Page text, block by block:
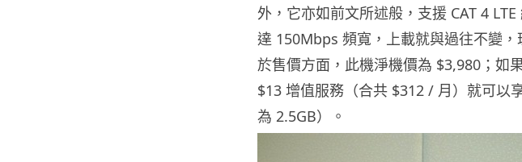
外，它亦如前文所述般，支援 CAT 4
達 150Mbps 頻寬，上載就與過往不變
於售價方面，此機淨機價為 $3,980；如
$13 增值服務（合共 $312 / 月）就可以
為 2.5GB）。